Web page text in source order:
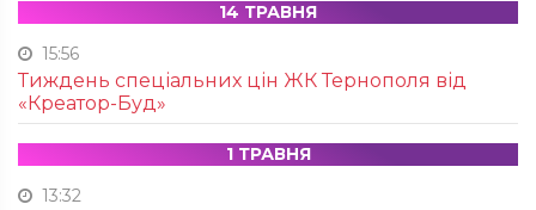
14 ТРАВНЯ
15:56
Тиждень спеціальних цін ЖК Тернополя від
«Креатор-Буд»
1 ТРАВНЯ
13:32